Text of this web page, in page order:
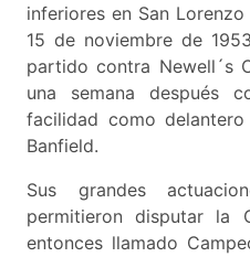
inferiores en San
15 de noviembre de
partido contra Newell´s
una semana después
facilidad como
Banfield.
Sus grandes
permitieron disputar la
entonces llamado